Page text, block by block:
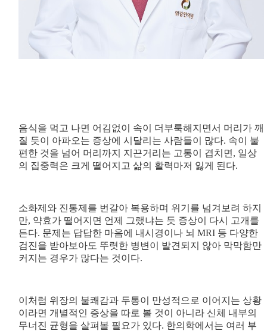
음식을 먹고 나면 어김없이 속이 더부룩해지면서 머리가 깨
질 듯이 아파오는 증상에 시달리는 사람들이 많다. 속이 불
편한 것을 넘어 머리까지 지끈거리는 고통이 겹치면, 일상
의 집중력은 크게 떨어지고 삶의 활력마저 잃게 된다.
소화제와 진통제를 번갈아 복용하며 위기를 넘겨보려 하지
만, 약효가 떨어지면 언제 그랬냐는 듯 증상이 다시 고개를
든다. 문제는 답답한 마음에 내시경이나 뇌 MRI 등 다양한
검진을 받아보아도 뚜렷한 병변이 발견되지 않아 막막함만
커지는 경우가 많다는 것이다.
이처럼 위장의 불쾌감과 두통이 만성적으로 이어지는 상황
이라면 개별적인 증상을 따로 볼 것이 아니라 신체 내부의
무너진 균형을 살펴볼 필요가 있다. 한의학에서는 여러 부